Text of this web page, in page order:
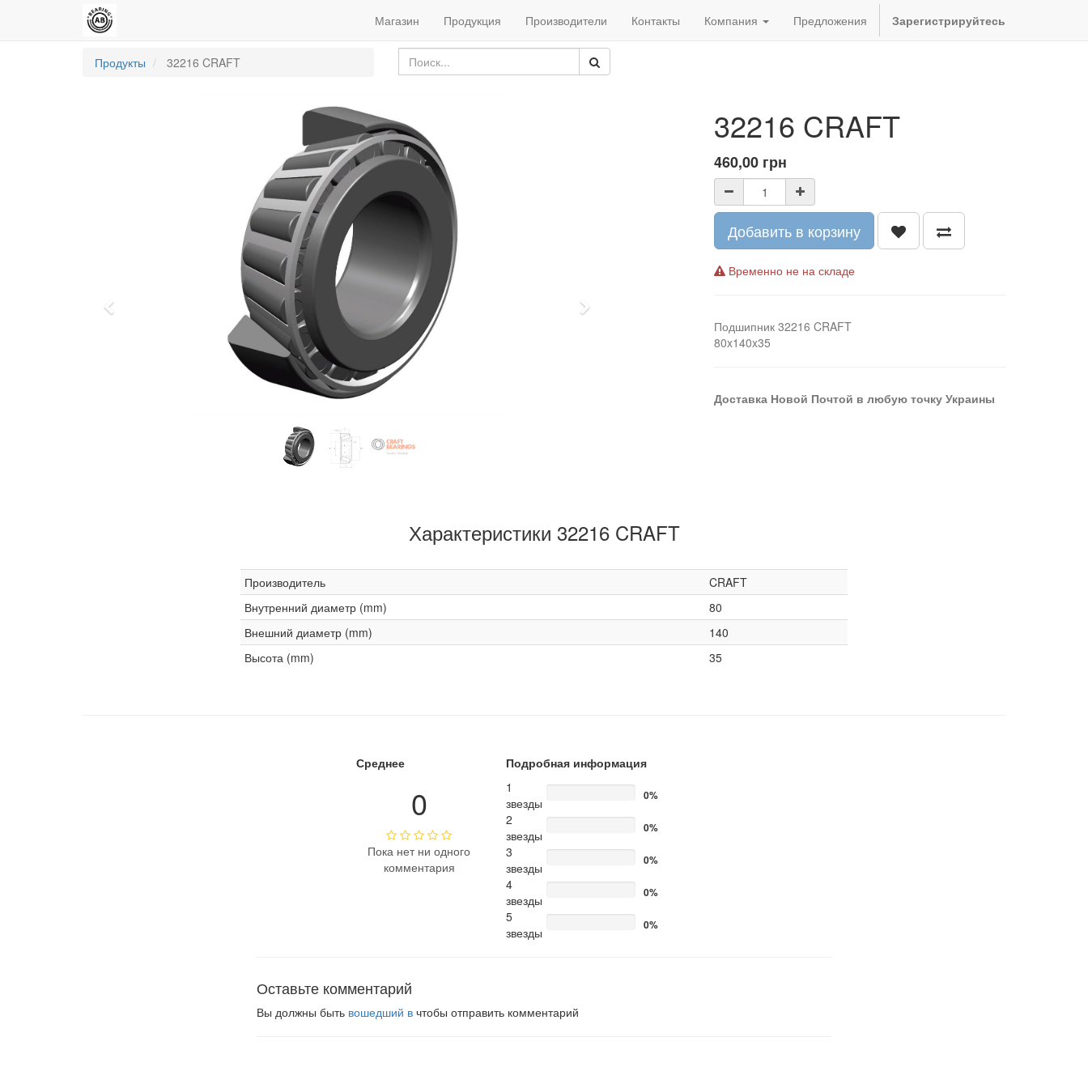
Магазин Продукция Производители Контакты Компания Предложения Зарегистрируйтесь
Продукты 32216 CRAFT
Next
32216 CRAFT
460,00 грн
Добавить в корзину
Временно не на складе
Подшипник 32216 CRAFT
80x140x35
Доставка Новой Почтой в любую точку Украины
Характеристики 32216 CRAFT
Производитель
CRAFT
Внутренний диаметр (mm)
80
Внешний диаметр (mm)
140
Высота (mm)
35
Среднее
0
Пока нет ни одного
комментария
Подробная информация
1
звезды
0%
2
звезды
0%
3
звезды
0%
4
звезды
0%
5
звезды
0%
Оставьте комментарий
Вы должны быть вошедший в чтобы отправить комментарий